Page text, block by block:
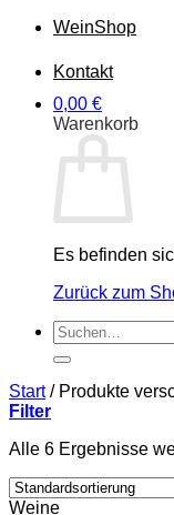
WeinShop
Kontakt
0,00 €
Warenkorb
Es befinden
Zurück zum
Suchen
nach:
Start /Produkte
Filter
Alle 6 Ergebnisse
Weine